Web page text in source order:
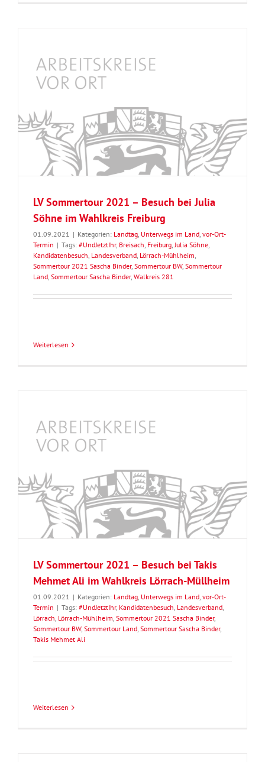
LV Sommertour 2021 – Besuch bei Julia
Söhne im Wahlkreis Freiburg
01.09.2021 | Kategorien: Landtag, Unterwegs im Land, vor-Ort-
Termin | Tags: #UndJetztIhr, Breisach, Freiburg,Julia Söhne,
Kandidatenbesuch, Landesverband, Lörrach-Mühlheim,
Sommertour 2021 Sascha Binder, Sommertour BW, Sommertour
Land, Sommertour Sascha Binder, Walkreis 281
Weiterlesen
LV Sommertour 2021 – Besuch bei Takis
Mehmet Ali im Wahlkreis Lörrach-Müllheim
01.09.2021 | Kategorien: Landtag, Unterwegs im Land, vor-Ort-
Termin | Tags: #UndJetztIhr, Kandidatenbesuch, Landesverband,
Lörrach, Lörrach-Mühlheim, Sommertour 2021 Sascha Binder,
Sommertour BW, Sommertour Land, Sommertour Sascha Binder,
Takis Mehmet Ali
Weiterlesen